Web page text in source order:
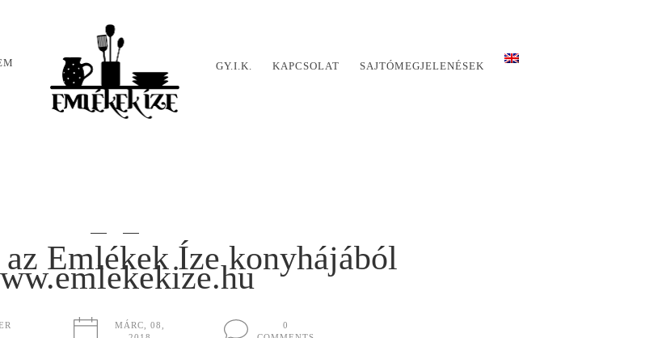
GY.I.K. KAPCSOLAT SAJTÓMEGJELENÉSEK
Emlékek Íze konyhájából
MÁRC, 08,
0